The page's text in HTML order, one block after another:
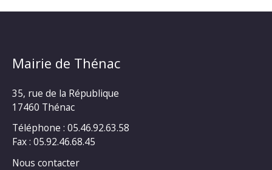
Mairie de Thénac
35, rue de la République
17460 Thénac
Téléphone : 05.46.92.63.58
Fax : 05.92.46.68.45
Nous contacter